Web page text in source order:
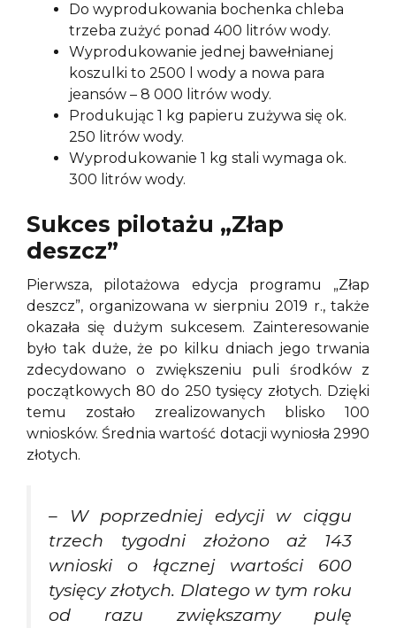
Do wyprodukowania bochenka chleba
trzeba zużyć ponad 400 litrów wody.
Wyprodukowanie jednej bawełnianej
koszulki to 2500 l wody a nowa para
jeansów – 8 000 litrów wody.
Produkując 1 kg papieru zużywa się ok.
250 litrów wody.
Wyprodukowanie 1 kg stali wymaga ok.
300 litrów wody.
Sukces pilotażu „Złap
deszcz”
Pierwsza, pilotażowa edycja programu „Złap
deszcz”, organizowana w sierpniu 2019 r., także
okazała się dużym sukcesem. Zainteresowanie
było tak duże, że po kilku dniach jego trwania
zdecydowano o zwiększeniu puli środków z
początkowych 80 do 250 tysięcy złotych. Dzięki
temu zostało zrealizowanych blisko 100
wniosków. Średnia wartość dotacji wyniosła 2990
złotych.
– W poprzedniej edycji w ciągu
trzech tygodni złożono aż 143
wnioski o łącznej wartości 600
tysięcy złotych. Dlatego w tym roku
od razu zwiększamy pulę